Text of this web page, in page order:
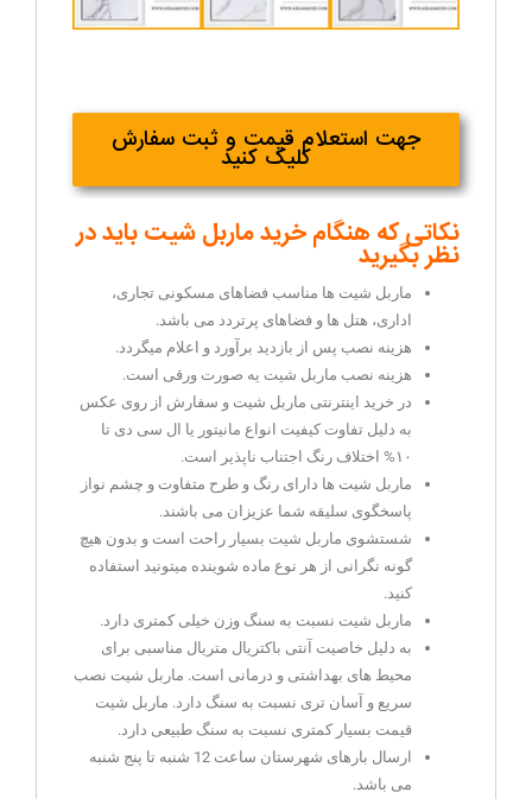
جهت استعلام قیمت و ثبت سفارش
کلیک کنید
نکاتی که هنگام خرید ماربل شیت باید در
نظر بگیرید
ماربل شیت ها مناسب فضاهای مسکونی تجاری،
اداری، هتل ها و فضاهای پرتردد می باشد.
هزینه نصب پس از بازدید برآورد و اعلام میگردد.
هزینه نصب ماربل شیت یه صورت ورقی است.
در خرید اینترنتی ماربل شیت و سفارش از روی عکس
به دلیل تفاوت کیفیت انواع مانیتور یا ال سی دی تا
۱۰% اختلاف رنگ اجتناب ناپذیر است.
ماربل شیت ها دارای رنگ و طرح متفاوت و چشم نواز
پاسخگوی سلیقه شما عزیزان می باشند.
شستشوی ماربل شیت بسیار راحت است و بدون هیچ
گونه نگرانی از هر نوع ماده شوینده میتونید استفاده
کنید.
ماربل شیت نسبت به سنگ وزن خیلی کمتری دارد.
به دلیل خاصیت آنتی باکتریال متریال مناسبی برای
محیط های بهداشتی و درمانی است. ماربل شیت نصب
سریع و آسان تری نسبت به سنگ دارد. ماربل شیت
قیمت بسیار کمتری نسبت به سنگ طبیعی دارد.
ارسال بارهای شهرستان ساعت 12 شنبه تا پنج شنبه
می باشد.